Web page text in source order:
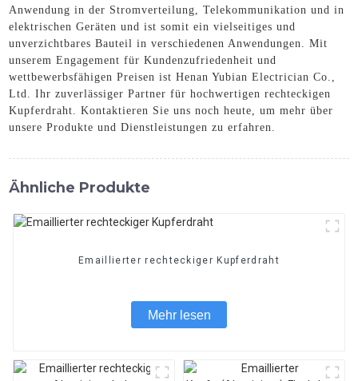
Anwendung in der Stromverteilung, Telekommunikation und in
elektrischen Geräten und ist somit ein vielseitiges und
unverzichtbares Bauteil in verschiedenen Anwendungen. Mit
unserem Engagement für Kundenzufriedenheit und
wettbewerbsfähigen Preisen ist Henan Yubian Electrician Co.,
Ltd. Ihr zuverlässiger Partner für hochwertigen rechteckigen
Kupferdraht. Kontaktieren Sie uns noch heute, um mehr über
unsere Produkte und Dienstleistungen zu erfahren.
Ähnliche Produkte
Emaillierter rechteckiger Kupferdraht
Mehr lesen